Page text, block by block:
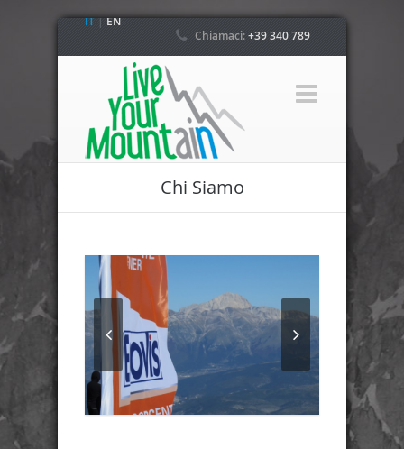
IT|EN
Chiamaci:+39 340 789
Chi Siamo